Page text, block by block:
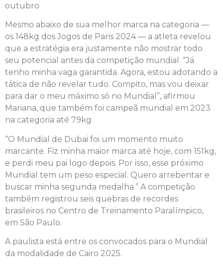
outubro.
Mesmo abaixo de sua melhor marca na categoria —
os 148kg dos Jogos de Paris 2024 — a atleta revelou
que a estratégia era justamente não mostrar todo
seu potencial antes da competição mundial. “Já
tenho minha vaga garantida. Agora, estou adotando a
tática de não revelar tudo. Compito, mas vou deixar
para dar o meu máximo só no Mundial”, afirmou
Mariana, que também foi campeã mundial em 2023
na categoria até 79kg.
“O Mundial de Dubai foi um momento muito
marcante. Fiz minha maior marca até hoje, com 151kg,
e perdi meu pai logo depois. Por isso, esse próximo
Mundial tem um peso especial. Quero arrebentar e
buscar minha segunda medalha.” A competição
também registrou seis quebras de recordes
brasileiros no Centro de Treinamento Paralímpico,
em São Paulo.
A paulista está entre os convocados para o Mundial
da modalidade de Cairo 2025.